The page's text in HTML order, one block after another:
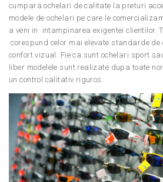
cumpara ochelari de calitate la preturi
modele de ochelari pe care le
a veni in intampinarea exigentei clientilor.
corespund celor mai elevate standarde
confort vizual. Fie ca sunt ochelari sport
liber modelele sunt realizate dupa toate
un control calitativ riguros.